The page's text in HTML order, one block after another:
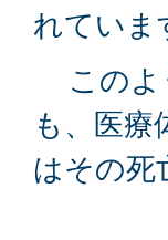
れていま
このよ
も、医
はその死